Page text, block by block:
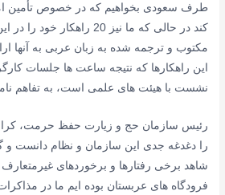
طرف سعودی بخواهیم که در خصوص تأمین
کند در حالی که ما نیز 20
مکتوب و ترجمه شده به زبان عربی به آنها
این راهکارها که نتیجه ساعت ها جلسات
نشست با هیئت های علمی است، به تفاهم
رئیس سازمان حج و زیارت حفظ حرمت،
را دغدغه جدی این سازمان و نظام دانست
شاهد برخی رفتارها و برخوردهای غیرمتعارف
فرودگاه های عربستان بوده ایم ما در